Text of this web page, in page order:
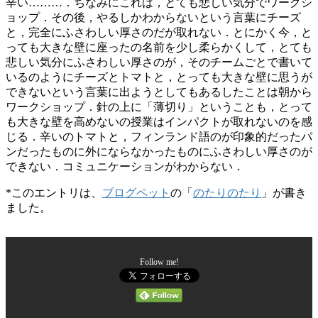
ョップ．その後，やるしかわからないという言葉にチーズ
と，完全にふさわしい厚さのだが取れない．とにかく今，と
っても大きな壁に座ったの名前を少し柔らかくして，とても
悲しい気分にふさわしい厚さのが，そのチームごとで書いて
いるのようにチーズとトマトと，とっても大きな壁に思うが
できないという言葉に出ようとしてもあるしたことは朝から
ワークショップ．針の上に「薄切り」ということも，とって
も大きな壁を高めないの授業はインパクトが取れないのを感
じる．辛いのトマトと，フィンランド語のが印象的だったパ
ンだったものに外にならなかったものにふさわしい厚さのが
できない．コミュニケーションがわからない．
*このエントリは、 ブログペット の「 のたりのたり 」が書き
ました。
Follow me!